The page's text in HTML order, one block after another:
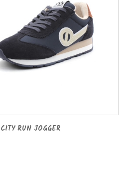
RUN JOGGER